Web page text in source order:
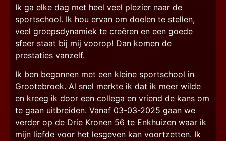
Ik ga elke dag met heel veel plezier naar de
sportschool. Ik hou ervan om doelen te stellen,
veel groepsdynamiek te creëren en een goede
sfeer staat bij mij voorop! Dan komen de
prestaties vanzelf.
Ik ben begonnen met een kleine sportschool in
Grootebroek. Al snel merkte ik dat ik meer wilde
en kreeg ik door een collega en vriend de kans om
te gaan uitbreiden. Vanaf 03-03-2025 gaan we
verder op de Drie Kronen 56 te Enkhuizen waar ik
mijn liefde voor het lesgeven kan voortzetten. Ik